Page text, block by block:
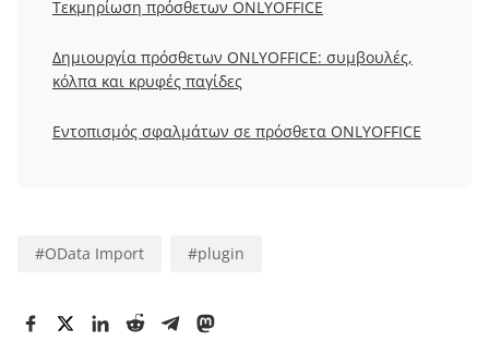
Τεκμηρίωση πρόσθετων ONLYOFFICE
Δημιουργία πρόσθετων ONLYOFFICE: συμβουλές,
κόλπα και κρυφές παγίδες
Εντοπισμός σφαλμάτων σε πρόσθετα ONLYOFFICE
#OData Import #plugin